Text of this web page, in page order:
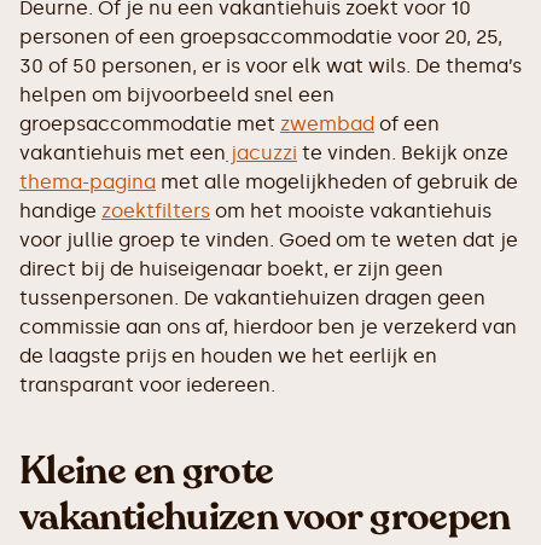
Deurne. Of je nu een vakantiehuis zoekt voor 10
personen of een groepsaccommodatie voor 20, 25,
30 of 50 personen, er is voor elk wat wils. De thema’s
helpen om bijvoorbeeld snel een
groepsaccommodatie met zwembad of een
vakantiehuis met een jacuzzi te vinden. Bekijk onze
thema-pagina met alle mogelijkheden of gebruik de
handige zoektfilters om het mooiste vakantiehuis
voor jullie groep te vinden. Goed om te weten dat je
direct bij de huiseigenaar boekt, er zijn geen
tussenpersonen. De vakantiehuizen dragen geen
commissie aan ons af, hierdoor ben je verzekerd van
de laagste prijs en houden we het eerlijk en
transparant voor iedereen.
Kleine en grote
vakantiehuizen voor groepen